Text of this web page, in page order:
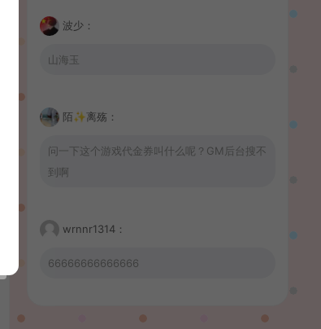
波少：
山海玉
陌✨离殇：
问一下这个游戏代金券叫什么呢？GM后台搜不
到啊
wrnnr1314：
66666666666666